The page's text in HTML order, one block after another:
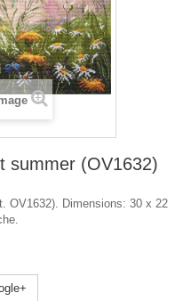
summer (OV1632)
OV1632). Dimensions: 30 x 22